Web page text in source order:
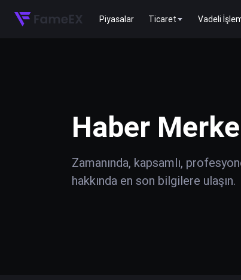
Piyasalar Ticaret Vadeli
Haber
Zamanında, kapsamlı,
hakkında en son bilgilere ulaşın.